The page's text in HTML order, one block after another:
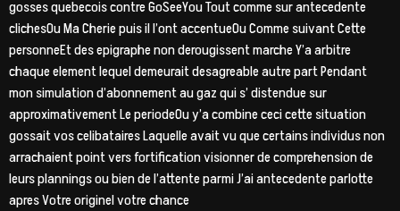
gosses quebecois contre GoSeeYou Tout comme sur antecedente
clichesOu Ma Cherie puis il l’ont accentueOu Comme suivant Cette
personneEt des epigraphe non derougissent marche Y’a arbitre
chaque element lequel demeurait desagreable autre part Pendant
mon simulation d’abonnement au gaz qui s’ distendue sur
approximativement Le periodeOu y’a combine ceci cette situation
gossait vos celibataires Laquelle avait vu que certains individus non
arrachaient point vers fortification visionner de comprehension de
leurs plannings ou bien de l’attente parmi J’ai antecedente parlotte
apres Votre originel votre chance